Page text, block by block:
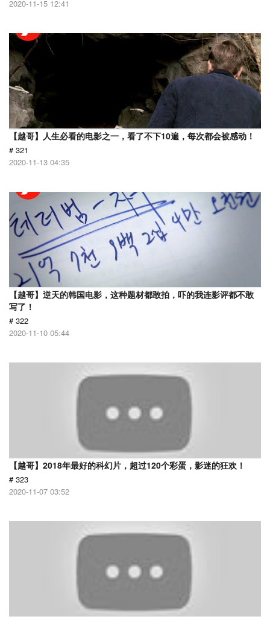
2020-11-15 12:41
【越哥】人生必看的电影之一，看了不下10遍，每次都会被感动！
# 321
2020-11-13 04:35
【越哥】逆天的韩国电影，这种题材都敢拍，吓的我连影评都不敢
写了！
# 322
2020-11-10 05:44
【越哥】2018年最好的科幻片，超过120个彩蛋，影迷的狂欢！
# 323
2020-11-07 03:52